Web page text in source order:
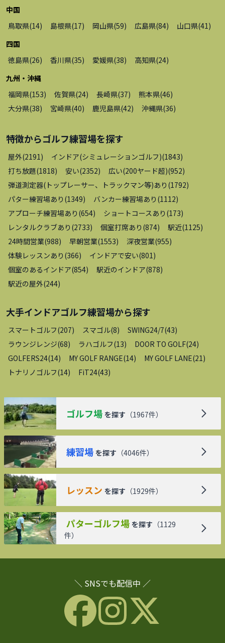
中国
鳥取県(14) 島根県(17) 岡山県(59) 広島県(84) 山口県(41 )
四国
徳島県(26) 香川県(35) 愛媛県(38) 高知県(24)
九州・沖縄
福岡県(153) 佐賀県(24) 長崎県(37) 熊本県(46)
大分県(38) 宮崎県(40) 鹿児島県(42) 沖縄県(36)
特徴からゴルフ練習場を探す
屋外(2191 ) インドア(シミュレーションゴルフ)(1843)
打ち放題(1818) 安い(2352) 広い(200ヤード超)(952)
弾道測定器(トップレーサー、トラックマン等)あり (1792)
パター練習場あり (1349) バンカー練習場あり (1112)
アプローチ練習場あり (654) ショートコースあり (173)
レンタルクラブあり (2733) 個室打席あり (874) 駅近(1125)
24時間営業(988) 早朝営業(1553) 深夜営業(955)
体験レッスンあり (366) インドアで安い(801 )
個室のあるインドア(854) 駅近のインドア(878)
駅近の屋外(244)
大手インドアゴルフ練習場から探す
スマートゴルフ(207) スマゴル(8) SWING24/7(43)
ラウンジレンジ(68) ラハゴルフ(13) DOOR TO GOLF(24)
GOLFERS24(14) MY GOLF RANGE(14) MY GOLF LANE(21 )
トナリノゴルフ(14) FiT24(43)
ゴルフ場 を探す （1967件）
練習場 を探す （4046件）
レッスン を探す （1929件）
パターゴルフ場 を探す （1129
件）
＼ SNSでも配信中 ／